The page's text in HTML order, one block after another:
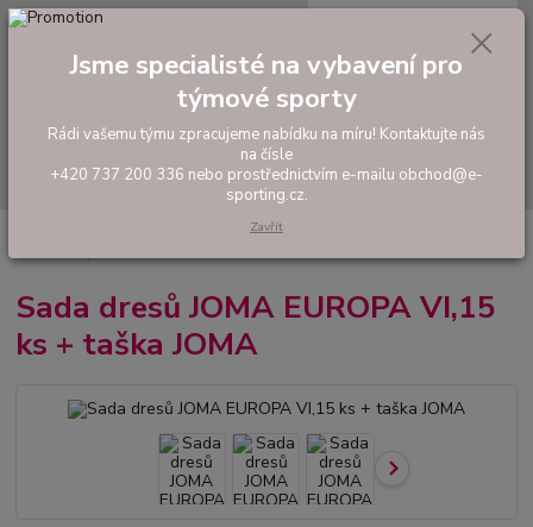
Hledat
tel: +420 737 200 336
0,00 Kč
Akční sady dresů
EUROPA VI,15 ks + taška JOMA
Sada dresů JOMA EUROPA VI,15
ks + taška JOMA
Jsme specialisté na vybavení pro
týmové sporty
Rádi vašemu týmu zpracujeme nabídku na míru! Kontaktujte nás
na čísle
+420 737 200 336 nebo prostřednictvím e-mailu obchod@e-
sporting.cz.
Zavřít